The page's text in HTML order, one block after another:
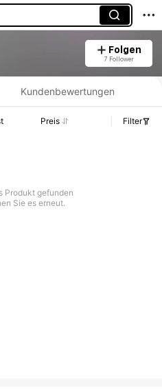
Folgen
7 Follower
und Lagerbestandsdetails.
Kundenbewertungen
Preis Filter
Produkt gefunden
Sie es erneut.